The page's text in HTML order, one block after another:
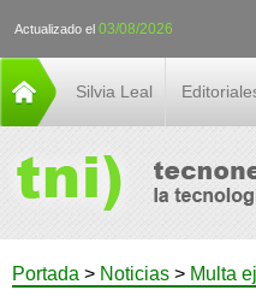
Actualizado el 03/08/2026
Silvia Leal
Portada > Noticias > Multa